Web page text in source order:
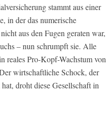
stammt aus einer
in der das numerische
aus den Fugen geraten war,
– nun schrumpft sie. Alle
reales Pro-Kopf-Wachstum von
wirtschaftliche Schock, der
droht diese Gesellschaft in